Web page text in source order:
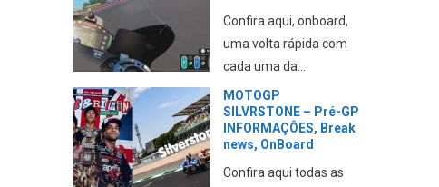
Confira aqui, onboard,
uma volta rápida com
cada uma da...
MOTOGP
SILVRSTONE – Pré-GP
INFORMAÇÔES, Break
news, OnBoard
Confira aqui todas as